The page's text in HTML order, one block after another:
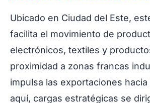
Ubicado en Ciudad del Este,
facilita el movimiento de
electrónicos, textiles y
proximidad a zonas francas
impulsa las exportaciones hacia
aquí, cargas estratégicas se